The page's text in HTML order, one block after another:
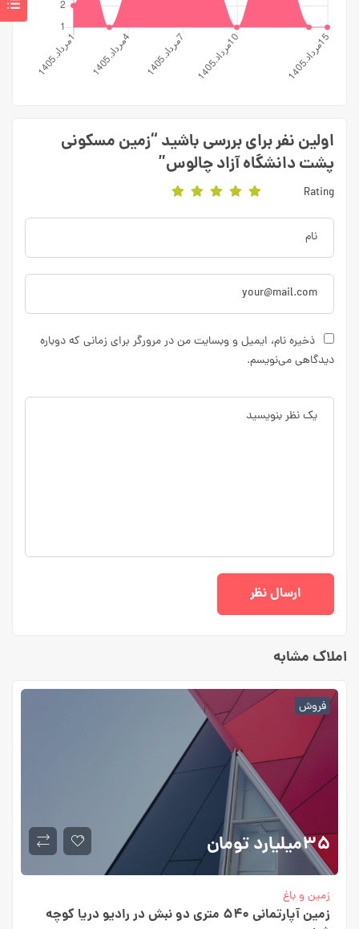
اولین نفر برای بررسی باشید “زمین مسکونی
پشت دانشگاه آزاد چالوس”
Rating
ذخیره نام، ایمیل و وبسایت من در مرورگر برای زمانی که دوباره
دیدگاهی می‌نویسم.
املاک مشابه
فروش
۳۵میلیارد تومان
زمین و باغ
زمین آپارتمانی ۵۴۰ متری دو نبش در رادیو دریا کوچه